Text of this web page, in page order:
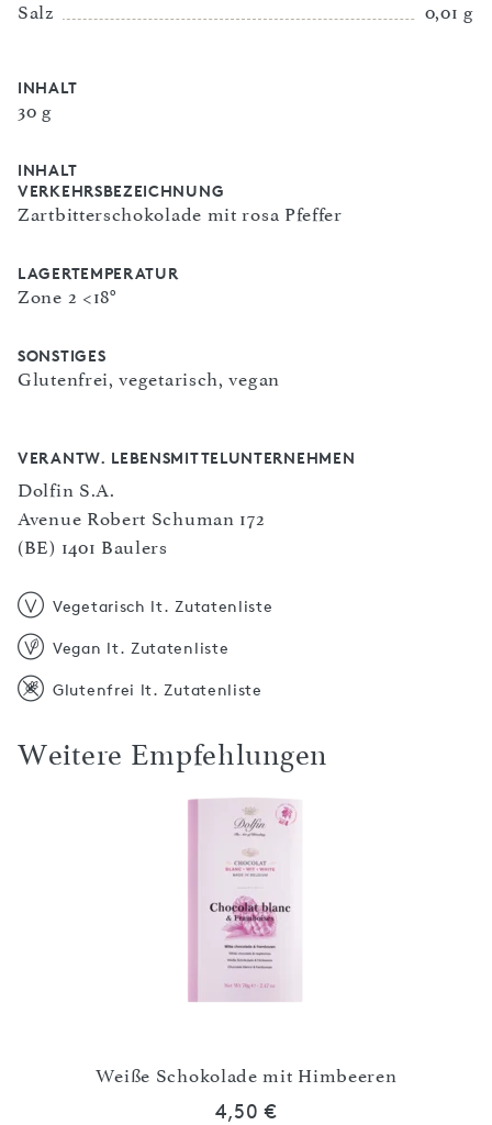
Salz
0,01 g
INHALT
30 g
INHALT
VERKEHRSBEZEICHNUNG
Zartbitterschokolade mit rosa Pfeffer
LAGERTEMPERATUR
Zone 2 <18°
SONSTIGES
Glutenfrei, vegetarisch, vegan
VERANTW. LEBENSMITTELUNTERNEHMEN
Dolfin S.A.
Avenue Robert Schuman 172
(BE) 1401 Baulers
Vegetarisch lt. Zutatenliste
Vegan lt. Zutatenliste
Glutenfrei lt. Zutatenliste
Weitere Empfehlungen
Weiße Schokolade mit Himbeeren
4,50 €